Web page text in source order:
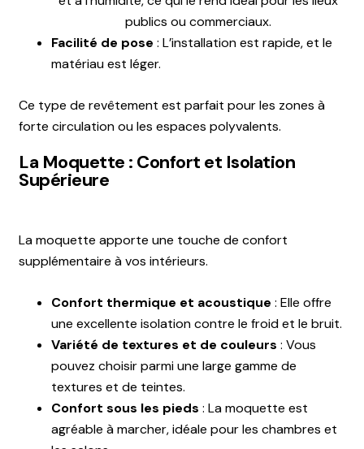
publics ou commerciaux.
Facilité de pose : L’installation est rapide, et le
matériau est léger.
Ce type de revêtement est parfait pour les zones à
forte circulation ou les espaces polyvalents.
La Moquette : Confort et Isolation
Supérieure
La moquette apporte une touche de confort
supplémentaire à vos intérieurs.
Confort thermique et acoustique : Elle offre
une excellente isolation contre le froid et le bruit.
Variété de textures et de couleurs : Vous
pouvez choisir parmi une large gamme de
textures et de teintes.
Confort sous les pieds : La moquette est
agréable à marcher, idéale pour les chambres et